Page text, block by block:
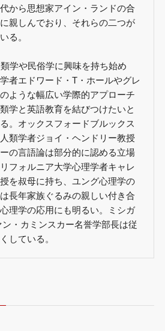
から思想家アイン・ランドの合
親しんでおり、それらの二つが
る。
学や民俗学に興味を持ち始め
者エドワード・T・ホールやグレ
ような幅広い学際的アプローチ
学と英語教育を結びつけたいと
。オックスフォードブルックス
類学者ジョイ・ヘンドリー教授
の言語論は部分的に認める立場
フォルニア大学心理学者キャレ
を叔母に持ち、ユング心理学の
長年家族ぐるみの親しい付き合
理学の応用にも明るい。ミシガ
・カミンスカー名誉学部長は従
している。